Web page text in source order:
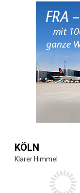
KÖLN
Klarer Himmel